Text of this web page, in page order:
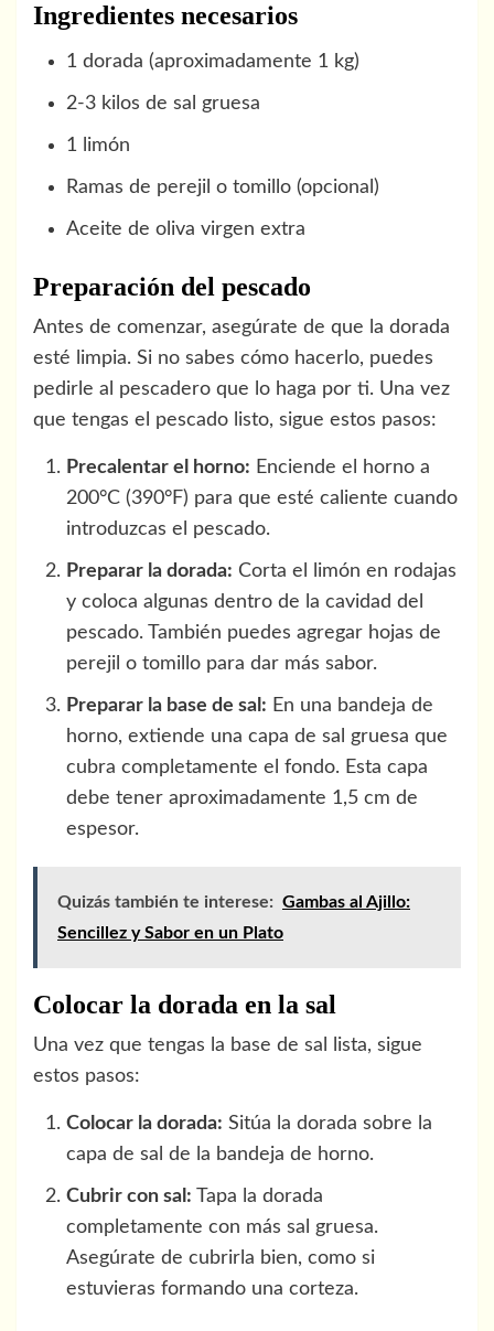
Ingredientes necesarios
1 dorada (aproximadamente 1 kg)
2-3 kilos de sal gruesa
1 limón
Ramas de perejil o tomillo (opcional)
Aceite de oliva virgen extra
Preparación del pescado
Antes de comenzar, asegúrate de que la dorada
esté limpia. Si no sabes cómo hacerlo, puedes
pedirle al pescadero que lo haga por ti. Una vez
que tengas el pescado listo, sigue estos pasos:
Precalentar el horno: Enciende el horno a
200°C (390°F) para que esté caliente cuando
introduzcas el pescado.
Preparar la dorada: Corta el limón en rodajas
y coloca algunas dentro de la cavidad del
pescado. También puedes agregar hojas de
perejil o tomillo para dar más sabor.
Preparar la base de sal: En una bandeja de
horno, extiende una capa de sal gruesa que
cubra completamente el fondo. Esta capa
debe tener aproximadamente 1,5 cm de
espesor.
Quizás también te interese: Gambas al Ajillo:
Sencillez y Sabor en un Plato
Colocar la dorada en la sal
Una vez que tengas la base de sal lista, sigue
estos pasos:
Colocar la dorada: Sitúa la dorada sobre la
capa de sal de la bandeja de horno.
Cubrir con sal: Tapa la dorada
completamente con más sal gruesa.
Asegúrate de cubrirla bien, como si
estuvieras formando una corteza.